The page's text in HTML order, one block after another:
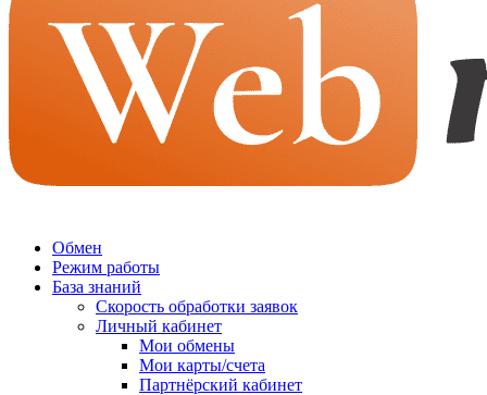
Обмен
Режим работы
База знаний
Скорость обработки заявок
Личный кабинет
Мои обмены
Мои карты/счета
Партнёрский кабинет